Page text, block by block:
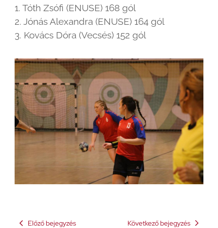
1. Tóth Zsófi (ENUSE) 168 gól
2. Jónás Alexandra (ENUSE) 164 gól
3. Kovács Dóra (Vecsés) 152 gól
Előző bejegyzés Következő bejegyzés